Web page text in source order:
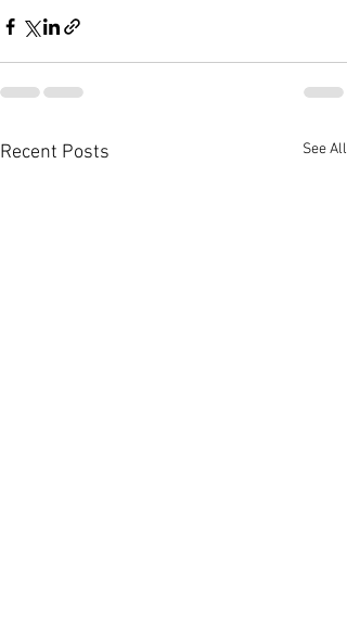
Recent Posts See All